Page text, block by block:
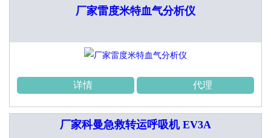
厂家雷度米特血气分析仪
详情 代理
厂家科曼急救转运呼吸机 EV3A